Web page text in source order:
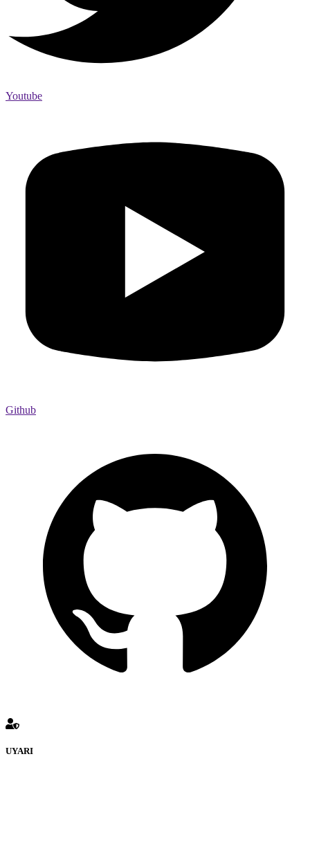
Youtube
Github
UYARI